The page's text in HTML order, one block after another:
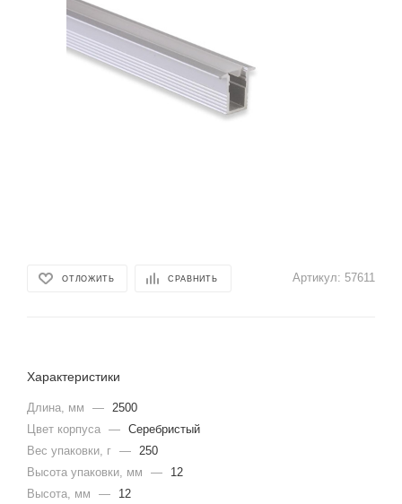
ОТЛОЖИТЬ СРАВНИТЬ Артикул: 57611
Характеристики
Длина, мм — 2500
Цвет корпуса — Серебристый
Вес упаковки, г — 250
Высота упаковки, мм
—
12
Высота, мм
—
12